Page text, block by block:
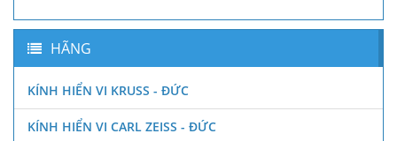
HÃNG
KÍNH HIỂN VI KRUSS - ĐỨC
KÍNH HIỂN VI CARL ZEISS - ĐỨC